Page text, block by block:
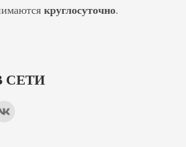
круглосуточно.